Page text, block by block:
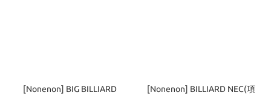
[Nonenon] BIG BILLIARD
[Nonenon] BILLIARD NEC(項